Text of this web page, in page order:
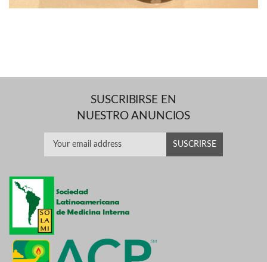
SUSCRIBIRSE EN
NUESTRO ANUNCIOS